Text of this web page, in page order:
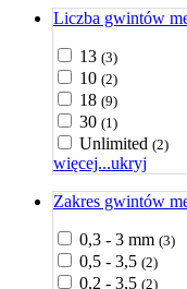
Liczba gwintów
13 (3)
10 (2)
18 (9)
30 (1)
Unlimited (2)
więcej...ukryj
Zakres gwintów
0,3 - 3 mm (3)
0,5 - 3,5 (2)
0,2 - 3,5 (2)